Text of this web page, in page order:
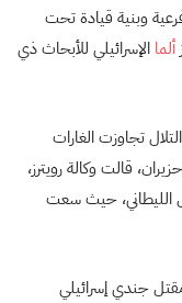
وبنية قيادة تحت
ألما الإسرائيلي للأبحاث ذي
تجاوزت الغارات
برية مباشرة. ففي 19 يونيو/حزيران، قالت وكالة رويترز،
الليطاني، حيث سعت
جندي إسرائيلي